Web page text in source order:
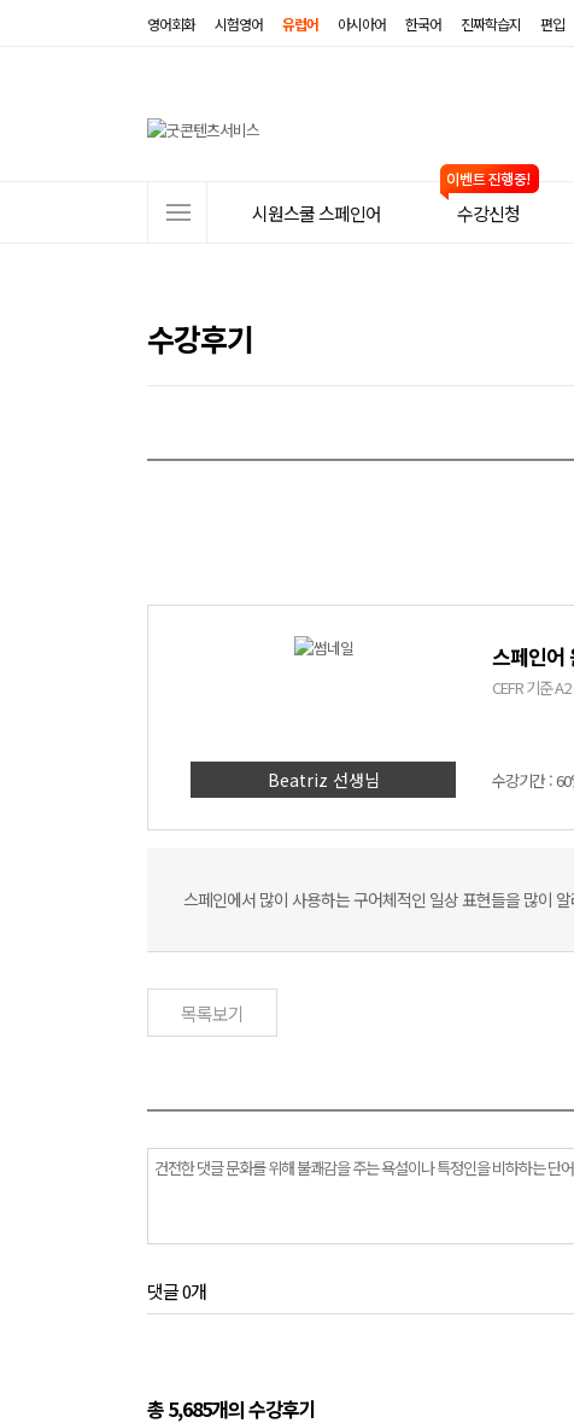
영어회화 시험영어 유럽어 아시아어 한국어 진짜학습지 편입
뉴
시원스쿨 스페인어 수강신청
수강후기
Beatriz 선생님
스페인어
CEFR 기준
수강기간 :
스페인에서 많이 사용하는 구어체적인 일상 표현들을 많이
목록보기
댓글 0개
총 5,685개의 수강후기